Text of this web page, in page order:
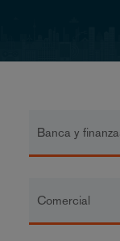
Banca y
Comercial